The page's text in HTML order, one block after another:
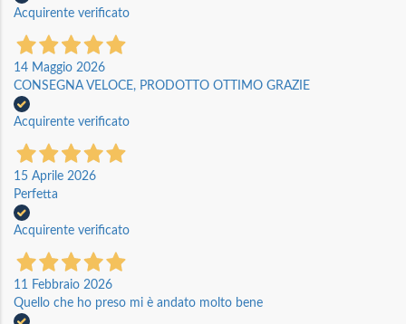
Acquirente verificato
14 Maggio 2026
CONSEGNA VELOCE, PRODOTTO OTTIMO GRAZIE
Acquirente verificato
15 Aprile 2026
Perfetta
Acquirente verificato
11 Febbraio 2026
Quello che ho preso mi è andato molto bene